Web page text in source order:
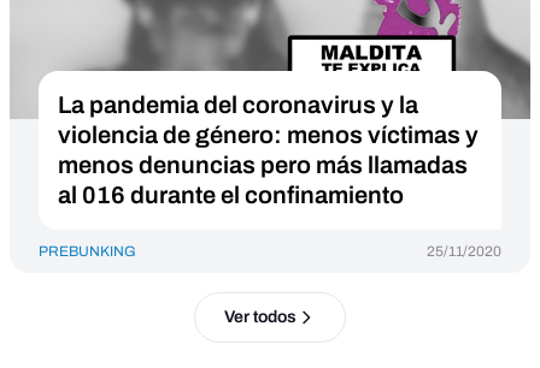
La pandemia del coronavirus y la
violencia de género: menos víctimas y
menos denuncias pero más llamadas
al 016 durante el confinamiento
PREBUNKING 25/11/2020
Ver todos